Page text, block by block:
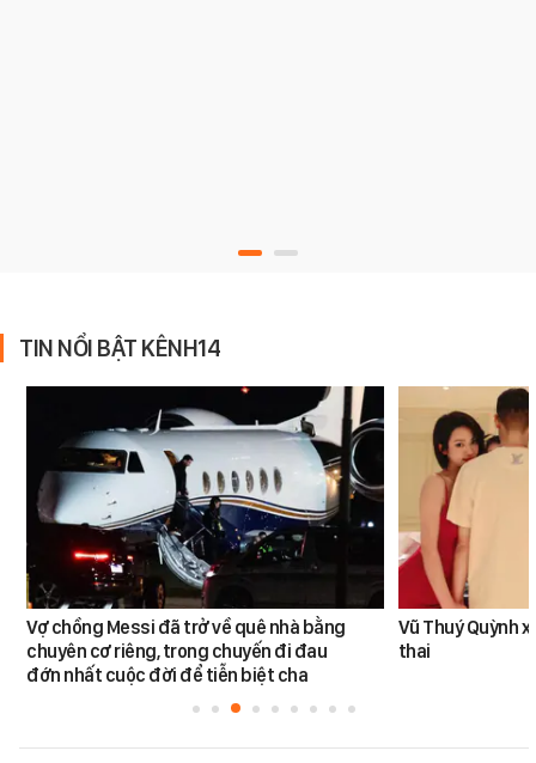
TIN NỔI BẬT KÊNH14
Vợ chồng Messi đã trở về quê nhà bằng
chuyên cơ riêng, trong chuyến đi đau
đớn nhất cuộc đời để tiễn biệt cha
Vũ Thuý Quỳnh
thai